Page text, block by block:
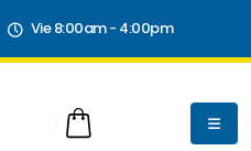
Vie 8:00am - 4:00pm